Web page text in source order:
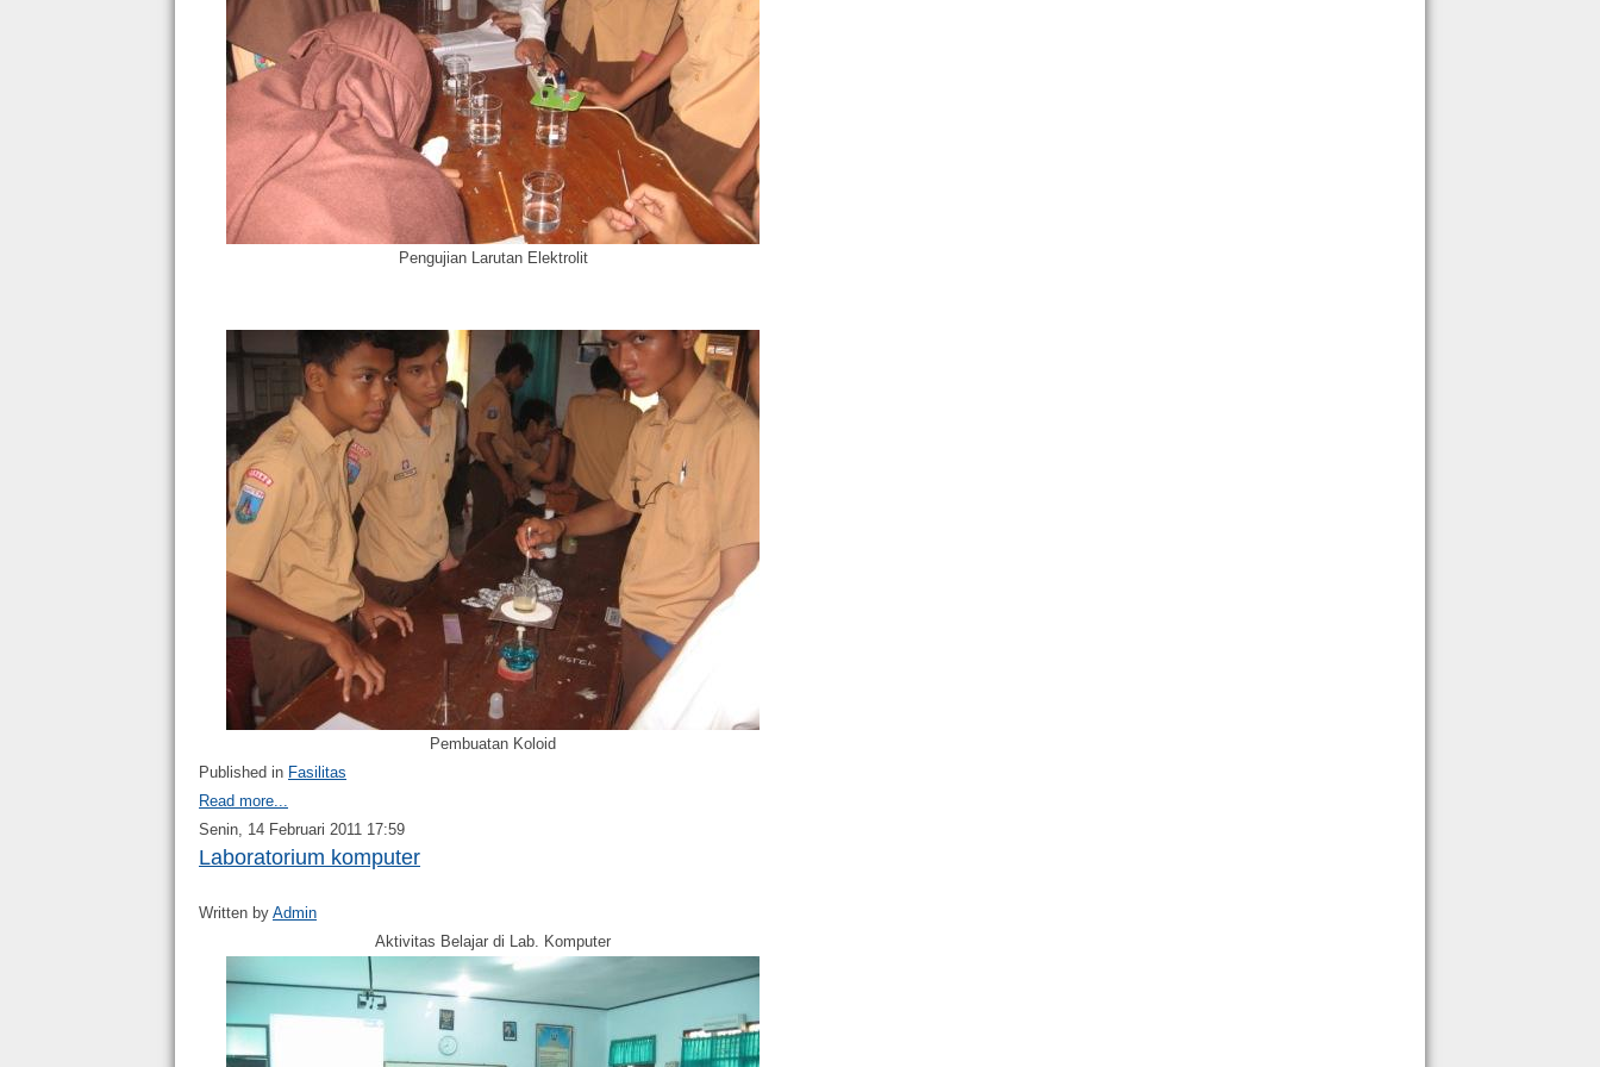
Pengujian Larutan Elektrolit
Pembuatan Koloid
Published in Fasilitas
Read more...
Senin, 14 Februari 2011 17:59
Laboratorium komputer
Written by Admin
Aktivitas Belajar di Lab. Komputer